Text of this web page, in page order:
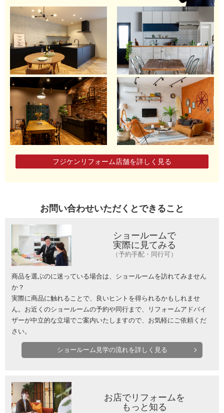
フジケンリフォーム店舗を詳しく見る
お問い合わせいただくとできること
ショールームで
実際に見てみる
（予約手配・同行可）
商品を選ぶのに迷っている場合は、ショールームを訪れてみません
か？
実際に商品に触れることで、良いヒントを得られるかもしれませ
ん。お近くのショールームの予約や同行まで、リフォームアドバイ
ザーが中立的な立場でご案内いたしますので、お気軽にご依頼くだ
さい。
ショールーム見学の流れを詳しく見る
お店でリフォームを
もっと知る